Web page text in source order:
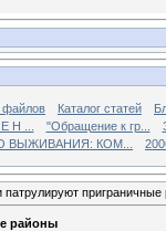
файлов Каталог статей
Н ... "Обращение к гр...
ВЫЖИВАНИЯ: КОМ...
патрулируют
районы